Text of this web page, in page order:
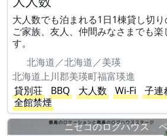
大人数でも泊まれる1日1棟貸し切り
ご家族、友人、仲間みなさまでも
す。
北海道／北海道／美瑛
北海道上川郡美瑛町福富瑛進
貸別荘
BBQ 大人数 Wi-Fi
子連
全館禁煙
ニセコのログハウス